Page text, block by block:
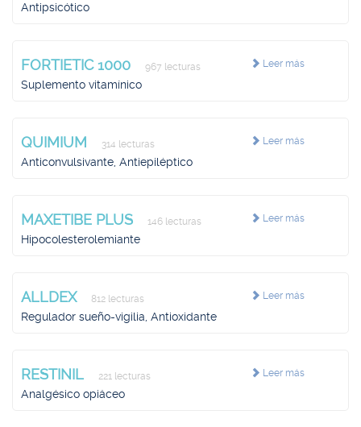
Antipsicótico
Leer más
FORTIETIC 1000 967 lecturas
Suplemento vitamínico
Leer más
QUIMIUM 314 lecturas
Anticonvulsivante, Antiepiléptico
Leer más
MAXETIBE PLUS 146 lecturas
Hipocolesterolemiante
Leer más
ALLDEX 812 lecturas
Regulador sueño-vigilia, Antioxidante
Leer más
RESTINIL 221 lecturas
Analgésico opiáceo